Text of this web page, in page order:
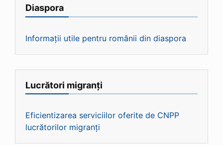
Diaspora
Informații utile pentru românii din diaspora
Lucrători migranți
Eficientizarea serviciilor oferite de CNPP
lucrătorilor migranți